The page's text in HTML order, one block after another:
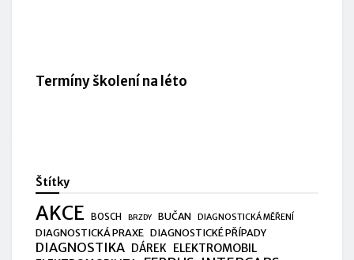
Termíny školení na léto
Štítky
AKCE BOSCH BRZDY BUČAN DIAGNOSTICKÁ MĚŘENÍ
DIAGNOSTICKÁ PRAXE DIAGNOSTICKÉ PŘÍPADY
DIAGNOSTIKA DÁREK ELEKTROMOBIL